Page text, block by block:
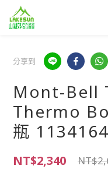
分享到
Mont-Bell
Thermo
瓶 1134164
NT$2,340